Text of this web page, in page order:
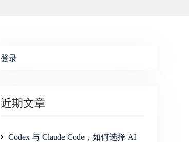
登录
近期文章
Codex 与 Claude Code，如何选择 AI